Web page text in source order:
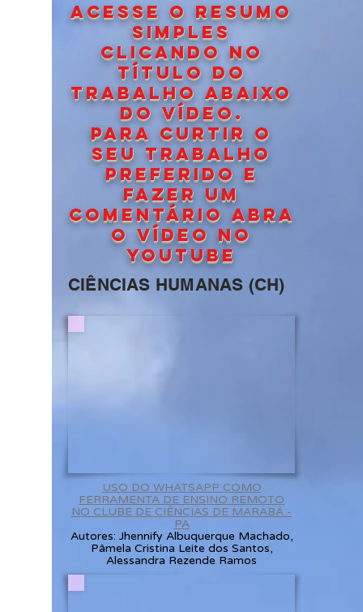
ACESSE O RESUMO
SIMPLES
CLICANDO NO
TÍTULO DO
TRABALHO ABAIXO
DO VÍDEO.
Para curtir o
seu TRABALHO
preferido e
fazer um
comentário abra
o vídeo no
Youtube
CIÊNCIAS HUMANAS (CH)
USO DO WHATSAPP COMO
FERRAMENTA DE ENSINO REMOTO
NO CLUBE DE CIÊNCIAS DE MARABÁ -
PA
Autores: Jhennify Albuquerque Machado,
Pâmela Cristina Leite dos Santos,
Alessandra Rezende Ramos